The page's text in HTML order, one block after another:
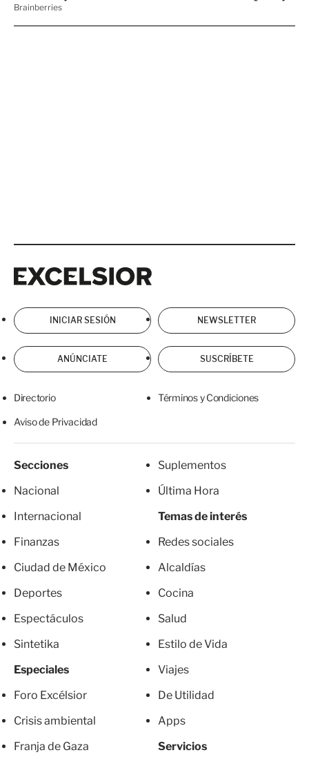
INICIAR SESIÓN NEWSLETTER
ANÚNCIATE SUSCRÍBETE
Directorio Términos y Condiciones
Aviso de Privacidad
Secciones
Nacional
Internacional
Finanzas
Ciudad de México
Deportes
Espectáculos
Sintetika
Especiales
Foro Excélsior
Crisis ambiental
Franja de Gaza
Suplementos
Última Hora
Temas de interés
Redes sociales
Alcaldías
Cocina
Salud
Estilo de Vida
Viajes
De Utilidad
Apps
Servicios